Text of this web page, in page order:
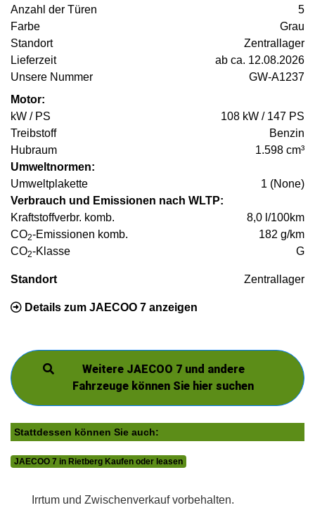
Anzahl der Türen
5
Farbe
Grau
Standort
Zentrallager
Lieferzeit
ab ca. 12.08.2026
Unsere Nummer
GW-A1237
Motor:
kW / PS
108 kW / 147 PS
Treibstoff
Benzin
Hubraum
1.598 cm³
Umweltnormen:
Umweltplakette
1 (None)
Verbrauch und Emissionen nach WLTP:
Kraftstoffverbr. komb.
8,0 l/100km
CO2-Emissionen komb.
182 g/km
CO2-Klasse G
Standort Zentrallager
Details zum JAECOO 7 anzeigen
Weitere JAECOO 7 und andere
Fahrzeuge können Sie hier suchen
Stattdessen können Sie auch:
JAECOO 7 in Rietberg Kaufen oder leasen
Irrtum und Zwischenverkauf vorbehalten.